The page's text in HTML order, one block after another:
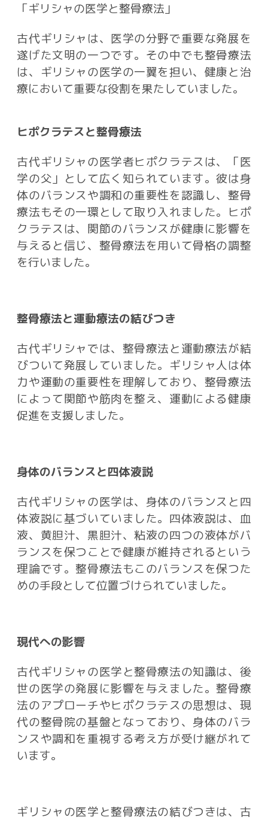
「ギリシャの医学と整骨療法」
古代ギリシャは、医学の分野で重要な発展を
遂げた文明の一つです。その中でも整骨療法
は、ギリシャの医学の一翼を担い、健康と治
療において重要な役割を果たしていました。
ヒポクラテスと整骨療法
古代ギリシャの医学者ヒポクラテスは、「医
学の父」として広く知られています。彼は身
体のバランスや調和の重要性を認識し、整骨
療法もその一環として取り入れました。ヒポ
クラテスは、関節のバランスが健康に影響を
与えると信じ、整骨療法を用いて骨格の調整
を行いました。
整骨療法と運動療法の結びつき
古代ギリシャでは、整骨療法と運動療法が結
びついて発展していました。ギリシャ人は体
力や運動の重要性を理解しており、整骨療法
によって関節や筋肉を整え、運動による健康
促進を支援しました。
身体のバランスと四体液説
古代ギリシャの医学は、身体のバランスと四
体液説に基づいていました。四体液説は、血
液、黄胆汁、黒胆汁、粘液の四つの液体がバ
ランスを保つことで健康が維持されるという
理論です。整骨療法もこのバランスを保つた
めの手段として位置づけられていました。
現代への影響
古代ギリシャの医学と整骨療法の知識は、後
世の医学の発展に影響を与えました。整骨療
法のアプローチやヒポクラテスの思想は、現
代の整骨院の基盤となっており、身体のバラ
ンスや調和を重視する考え方が受け継がれて
います。
ギリシャの医学と整骨療法の結びつきは、古